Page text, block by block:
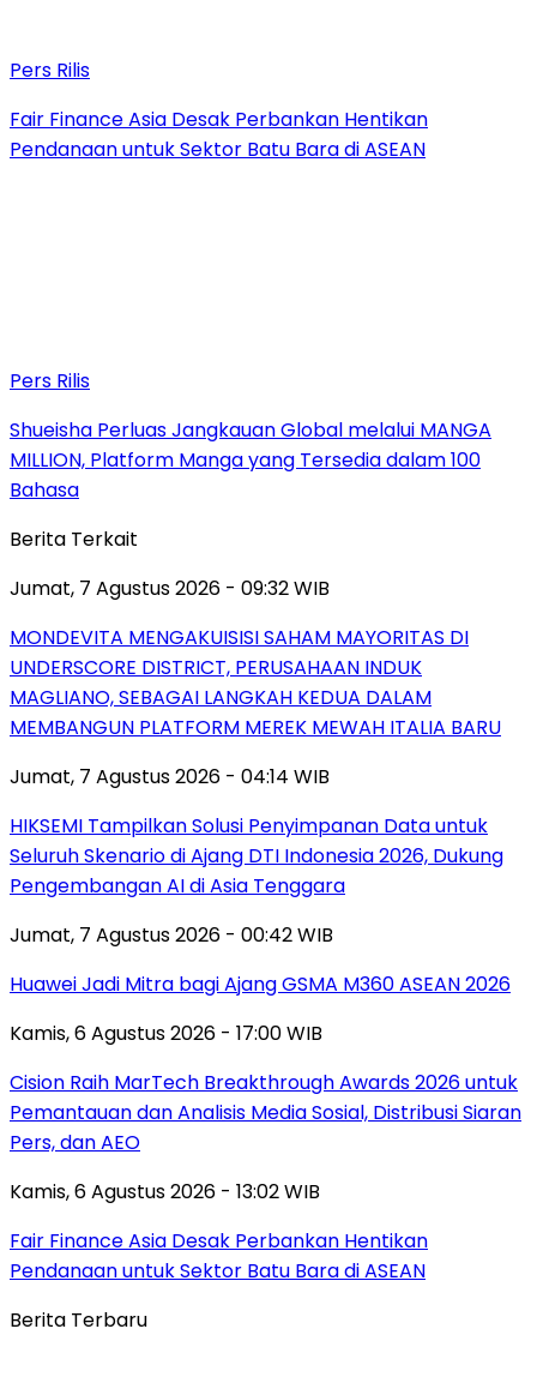
Pers Rilis
Fair Finance Asia Desak Perbankan Hentikan
Pendanaan untuk Sektor Batu Bara di ASEAN
Pers Rilis
Shueisha Perluas Jangkauan Global melalui MANGA
MILLION, Platform Manga yang Tersedia dalam 100
Bahasa
Berita Terkait
Jumat, 7 Agustus 2026 - 09:32 WIB
MONDEVITA MENGAKUISISI SAHAM MAYORITAS DI
UNDERSCORE DISTRICT, PERUSAHAAN INDUK
MAGLIANO, SEBAGAI LANGKAH KEDUA DALAM
MEMBANGUN PLATFORM MEREK MEWAH ITALIA BARU
Jumat, 7 Agustus 2026 - 04:14 WIB
HIKSEMI Tampilkan Solusi Penyimpanan Data untuk
Seluruh Skenario di Ajang DTI Indonesia 2026, Dukung
Pengembangan AI di Asia Tenggara
Jumat, 7 Agustus 2026 - 00:42 WIB
Huawei Jadi Mitra bagi Ajang GSMA M360 ASEAN 2026
Kamis, 6 Agustus 2026 - 17:00 WIB
Cision Raih MarTech Breakthrough Awards 2026 untuk
Pemantauan dan Analisis Media Sosial, Distribusi Siaran
Pers, dan AEO
Kamis, 6 Agustus 2026 - 13:02 WIB
Fair Finance Asia Desak Perbankan Hentikan
Pendanaan untuk Sektor Batu Bara di ASEAN
Berita Terbaru